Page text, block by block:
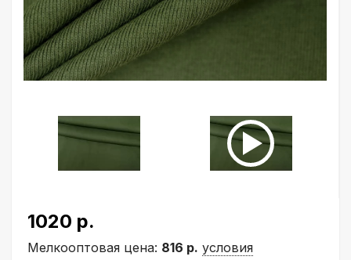
1020 р.
Мелкооптовая цена: 816 р. условия